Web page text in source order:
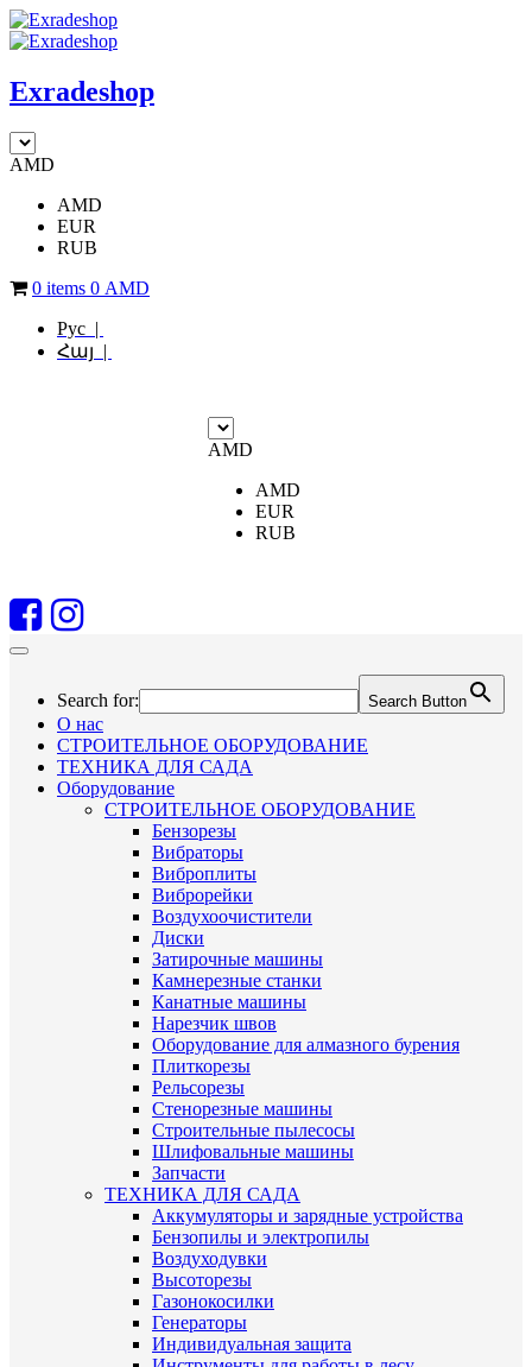
Exradeshop
AMD
AMD
EUR
RUB
0 items 0 AMD
Рус |
Հայ |
AMD
AMD
EUR
RUB
Search for: Search Button
О нас
СТРОИТЕЛЬНОЕ ОБОРУДОВАНИЕ
ТЕХНИКА ДЛЯ САДА
Оборудование
СТРОИТЕЛЬНОЕ ОБОРУДОВАНИЕ
Бензорезы
Вибраторы
Виброплиты
Виброрейки
Воздухоочистители
Диски
Затирочные машины
Камнерезные станки
Канатные машины
Нарезчик швов
Оборудование для алмазного бурения
Плиткорезы
Рельсорезы
Стенорезные машины
Строительные пылесосы
Шлифовальные машины
Запчасти
ТЕХНИКА ДЛЯ САДА
Аккумуляторы и зарядные устройства
Бензопилы и электропилы
Воздуходувки
Высоторезы
Газонокосилки
Генераторы
Индивидуальная защита